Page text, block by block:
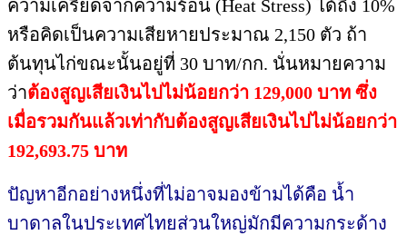
ความเครียดจากความร้อน (Heat Stress) ได้ถึง 10%
หรือคิดเป็นความเสียหายประมาณ 2,150 ตัว ถ้า
ต้นทุนไก่ขณะนั้นอยู่ที่ 30 บาท/กก. นั่นหมายความ
ว่าต้องสูญเสียเงินไปไม่น้อยกว่า 129,000 บาท ซึ่ง
เมื่อรวมกันแล้วเท่ากับต้องสูญเสียเงินไปไม่น้อยกว่า
192,693.75 บาท
ปัญหาอีกอย่างหนึ่งที่ไม่อาจมองข้ามได้คือ น้ำ
บาดาลในประเทศไทยส่วนใหญ่มักมีความกระด้าง